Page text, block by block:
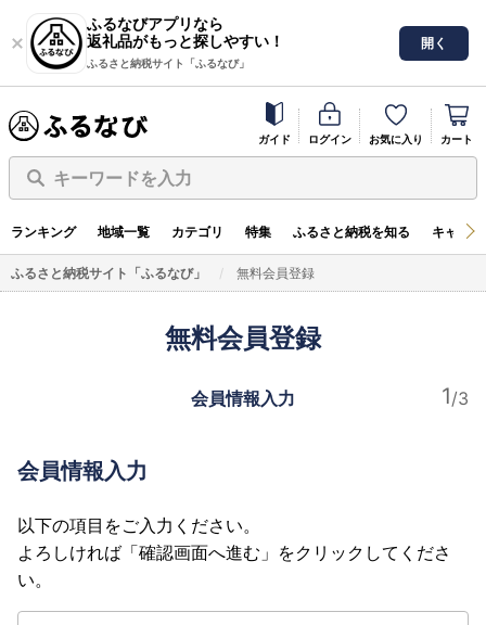
ふるなびアプリなら
返礼品がもっと探しやすい！
ふるさと納税サイト「ふるなび」
開く
ガイド ログイン お気に入り カート
キーワードを入力
ランキング 地域一覧 カテゴリ 特集 ふるさと納税を知る キャン
ふるさと納税サイト「ふるなび」 無料会員登録
無料会員登録
会員情報入力
会員情報入力
以下の項目をご入力ください。
よろしければ「確認画面へ進む」をクリックしてくださ
い。